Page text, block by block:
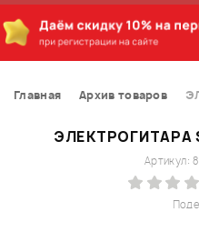
Главная Архив товаров
ЭЛЕКТРОГИТАРА
Артикул: